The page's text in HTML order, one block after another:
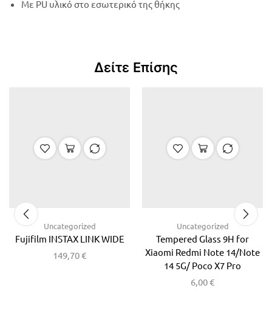
Με PU υλικό στο εσωτερικό της θήκης
Δείτε Επίσης
Uncategorized
Fujifilm INSTAX LINK WIDE
149,70€
Uncategorized
Tempered Glass 9H for
Xiaomi Redmi Note 14/Note
14 5G/ Poco X7 Pro
6,00€